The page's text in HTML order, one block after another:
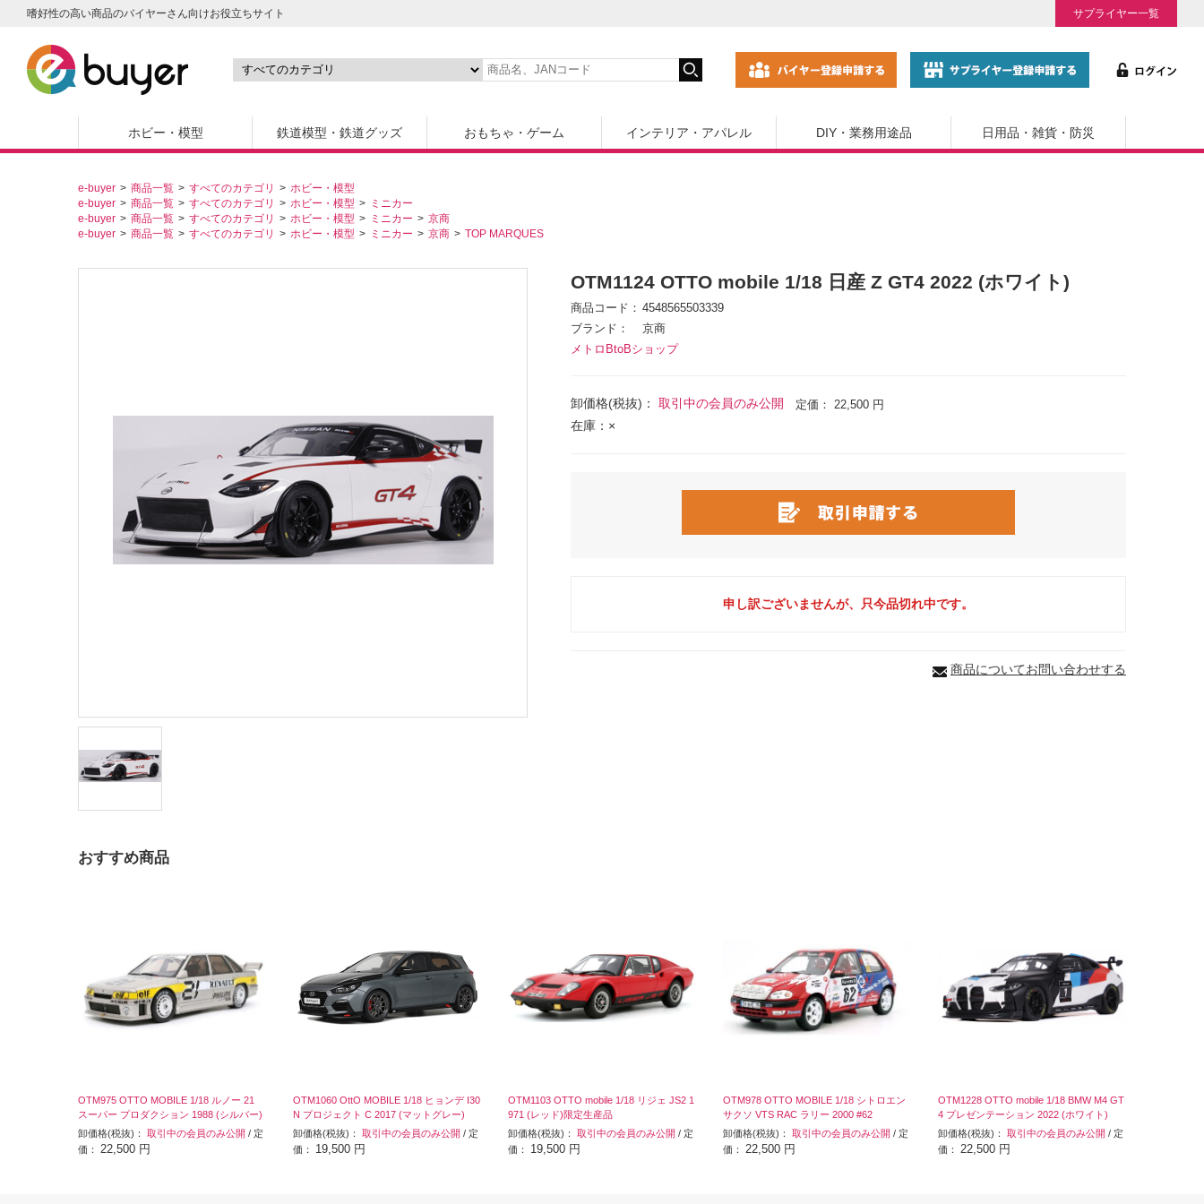
嗜好性の高い商品のバイヤーさん向けお役立ちサイト サプライヤー一覧
ホビー・模型 鉄道模型・鉄道グッズ おもちゃ・ゲーム インテリア・アパレル DIY・業務用途品 日用品・雑貨・防災
e-buyer 商品一覧 すべてのカテゴリ
ホビー・模型
e-buyer
商品一覧 すべてのカテゴリ ホビー・模型
ミニカー
e-buyer
商品一覧 すべてのカテゴリ ホビー・模型 ミニカー
京商
e-buyer
商品一覧 すべてのカテゴリ ホビー・模型 ミニカー 京商 TOP MARQUES
OTM1124 OTTO mobile 1/18 日産 Z GT4 2022 (ホワイト)
商品コード
4548565503339
ブランド
京商
メトロBtoBショップ
卸価格(税抜)： 取引中の会員のみ公開 定価： 22,500 円
在庫：×
申し訳ございませんが、只今品切れ中です。
商品についてお問い合わせする
おすすめ商品
OTM975 OTTO MOBILE 1/18 ルノー 21
スーパー プロダクション 1988 (シルバー)
卸価格(税抜)： 取引中の会員のみ公開 / 定
価： 22,500 円
OTM1060 OttO MOBILE 1/18 ヒョンデ I30
N プロジェクト C 2017 (マットグレー)
卸価格(税抜)： 取引中の会員のみ公開 / 定
価： 19,500 円
OTM1103 OTTO mobile 1/18 リジェ JS2 1
971 (レッド)限定生産品
卸価格(税抜)： 取引中の会員のみ公開 / 定
価： 19,500 円
OTM978 OTTO MOBILE 1/18 シトロエン
サクソ VTS RAC ラリー 2000 #62
卸価格(税抜)： 取引中の会員のみ公開 / 定
価： 22,500 円
OTM1228 OTTO mobile 1/18 BMW M4 GT
4 プレゼンテーション 2022 (ホワイト)
卸価格(税抜)： 取引中の会員のみ公開 / 定
価： 22,500 円